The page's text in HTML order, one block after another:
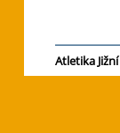
Atletika